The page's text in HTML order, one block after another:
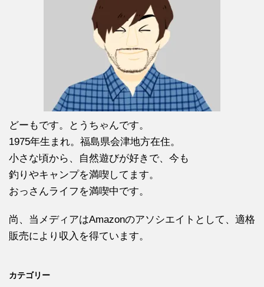
どーもです。とうちゃんです。
1975年生まれ。福島県会津地方在住。
小さな頃から、自然遊びが好きで、今も
釣りやキャンプを満喫してます。
おっさんライフを満喫中です。
尚、当メディアはAmazonのアソシエイトとして、適格
販売により収入を得ています。
カテゴリー